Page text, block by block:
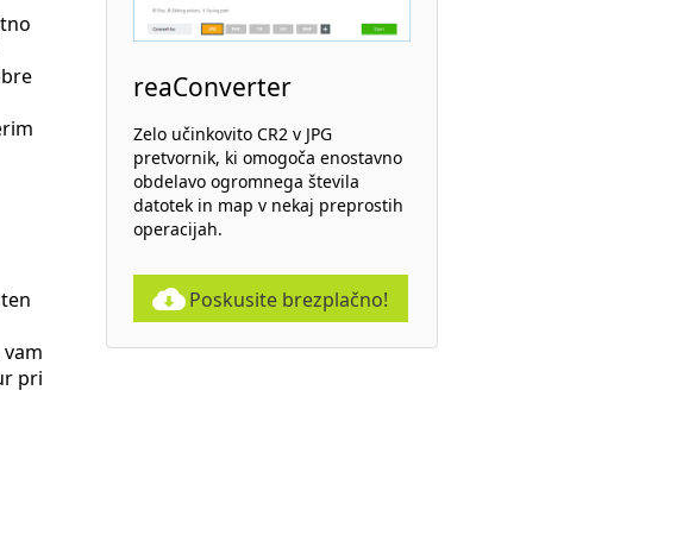
pri
reaConverter
Zelo učinkovito CR2 v JPG
pretvornik, ki omogoča enostavno
obdelavo ogromnega števila
datotek in map v nekaj preprostih
operacijah.
Poskusite brezplačno!